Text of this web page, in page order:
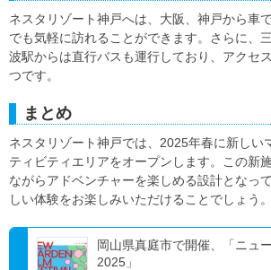
ネスタリゾート神戸へは、大阪、神戸から車
でも気軽に訪れることができます。さらに、
波駅からは直行バスも運行しており、アクセ
つです。
まとめ
ネスタリゾート神戸では、2025年春に新しい
ティビティエリアをオープンします。この新
ながらアドベンチャーを楽しめる設計となっ
しい体験をお楽しみいただけることでしょう。
岡山県真庭市で開催、「ニュ
2025」